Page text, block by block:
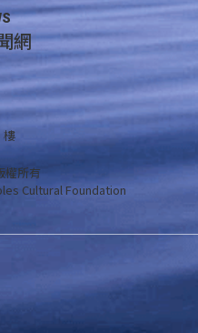
網
樓
權所有
Cultural Foundation